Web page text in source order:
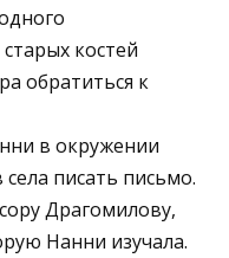
костей
обратиться к
в окружении
писать письмо.
Драгомилову,
Нанни изучала.